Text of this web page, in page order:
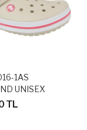
1AS
UNISEX
TERLİK
TL